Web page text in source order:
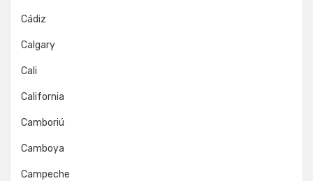
Cádiz
Calgary
Cali
California
Camboriú
Camboya
Campeche